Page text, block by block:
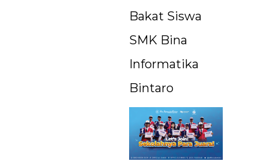
Bakat Siswa
SMK Bina
Informatika
Bintaro